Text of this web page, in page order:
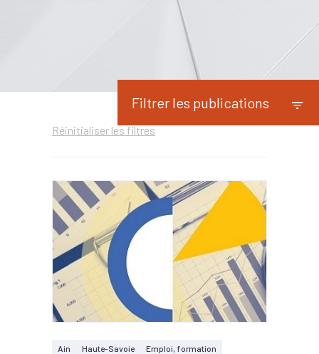
Filtrer les publications
Réinitialiser les filtres
Ain Haute-Savoie
Emploi, formation